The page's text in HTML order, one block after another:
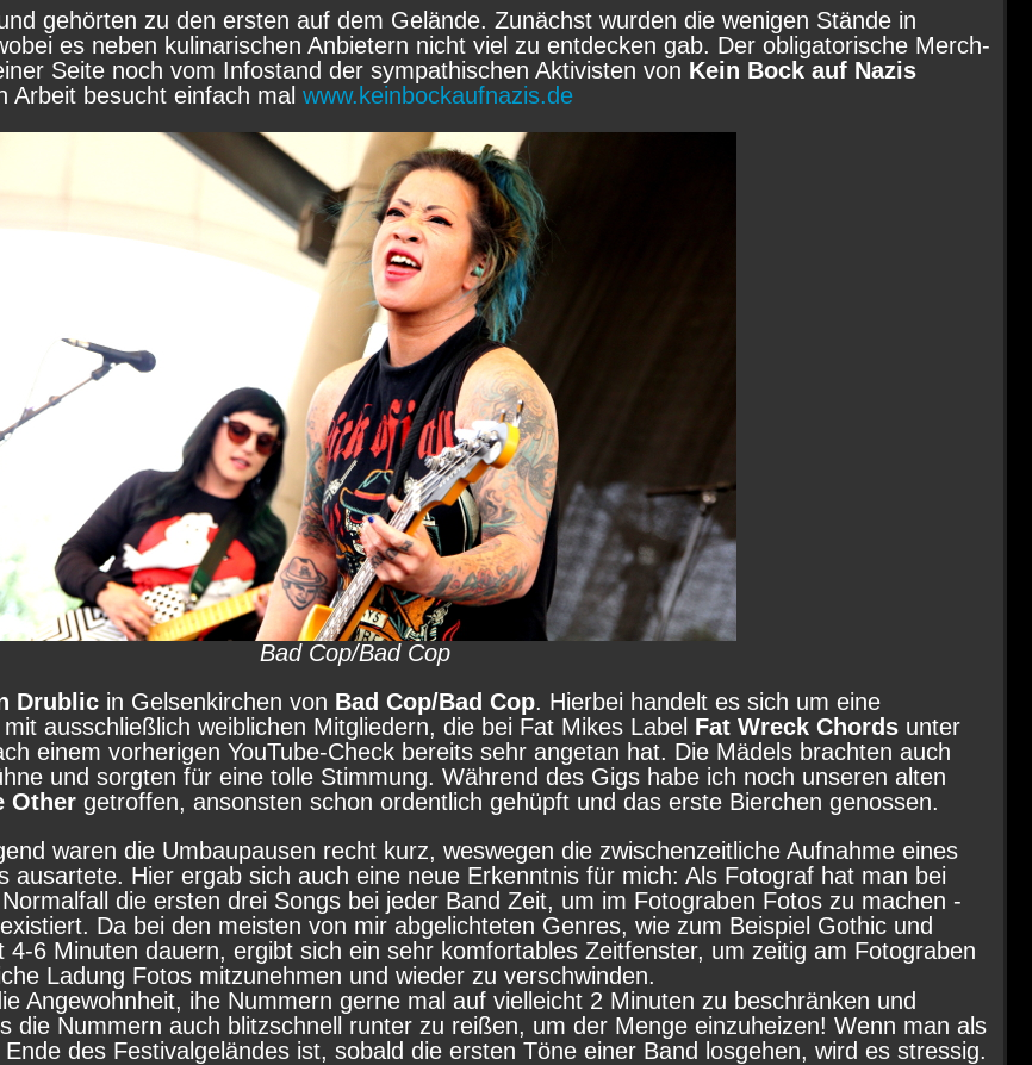
gehörten zu den ersten auf dem Gelände. Zunächst wurden die wenigen Stände in
es neben kulinarischen Anbietern nicht viel zu entdecken gab. Der obligatorische Merch-
Seite noch vom Infostand der sympathischen Aktivisten von Kein Bock auf Nazis
besucht einfach mal www.keinbockaufnazis.de
Bad Cop/Bad Cop
Drublicin Gelsenkirchen von Bad Cop/Bad Cop. Hierbei handelt es sich um eine
ausschließlich weiblichen Mitgliedern, die bei Fat Mikes Label Fat Wreck Chordsunter
einem vorherigen YouTube-Check bereits sehr angetan hat. Die Mädels brachten auch
und sorgten für eine tolle Stimmung. Während des Gigs habe ich noch unseren alten
Othergetroffen, ansonsten schon ordentlich gehüpft und das erste Bierchen genossen.
waren die Umbaupausen recht kurz, weswegen die zwischenzeitliche Aufnahme eines
ausartete. Hier ergab sich auch eine neue Erkenntnis für mich: Als Fotograf hat man bei
die ersten drei Songs bei jeder Band Zeit, um im Fotograben Fotos zu machen -
Da bei den meisten von mir abgelichteten Genres, wie zum Beispiel Gothic und
4-6 Minuten dauern, ergibt sich ein sehr komfortables Zeitfenster, um zeitig am Fotograben
Ladung Fotos mitzunehmen und wieder zu verschwinden.
Angewohnheit, ihe Nummern gerne mal auf vielleicht 2 Minuten zu beschränken und
die Nummern auch blitzschnell runter zu reißen, um der Menge einzuheizen! Wenn man als
des Festivalgeländes ist, sobald die ersten Töne einer Band losgehen, wird es stressig.